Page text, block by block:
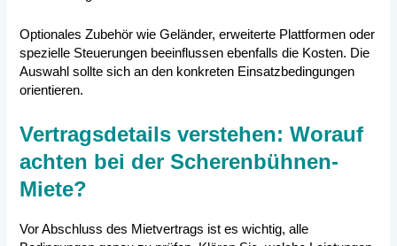
Optionales Zubehör wie Geländer, erweiterte Plattformen oder
spezielle Steuerungen beeinflussen ebenfalls die Kosten. Die
Auswahl sollte sich an den konkreten Einsatzbedingungen
orientieren.
Vertragsdetails verstehen: Worauf
achten bei der Scherenbühnen-
Miete?
Vor Abschluss des Mietvertrags ist es wichtig, alle